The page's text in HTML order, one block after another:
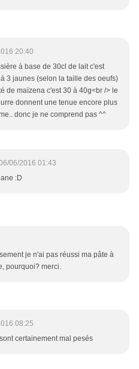
20:40
à base de 30cl de lait c'est
3 jaunes (selon la taille des oeufs)
de maïzena c'est 30 à 40g<br /> le
donnent une tenue encore plus
donc je ne comprend pas ^^
06/2016 01:43
:D
je n'ai pas réussi ma pâte à
pourquoi? merci.
08:25
certainement mal pesés